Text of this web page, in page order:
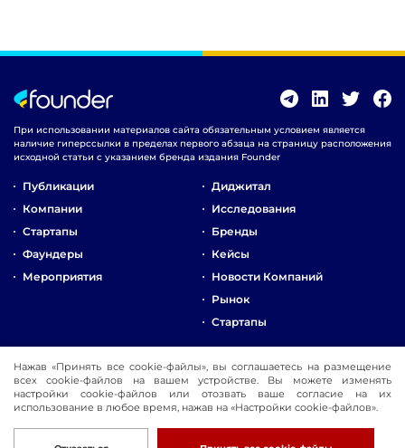
При использовании материалов сайта обязательным условием является
наличие гиперссылки в пределах первого абзаца на страницу расположения
исходной статьи с указанием бренда издания Founder
Публикации
Компании
Стартапы
Фаундеры
Мероприятия
Диджитал
Исследования
Бренды
Кейсы
Новости Компаний
Рынок
Стартапы
Реклама
Контакты
Нажав «Принять все cookie-файлы», вы соглашаетесь на размещение
всех cookie-файлов на вашем устройстве. Вы можете изменять
настройки cookie-файлов или отозвать ваше согласие на их
использование в любое время, нажав на «Настройки cookie-файлов».